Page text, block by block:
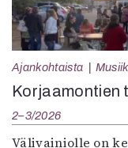
Ajankohtaista
Korjaamontien
2–3/2026
Välivainiolle on